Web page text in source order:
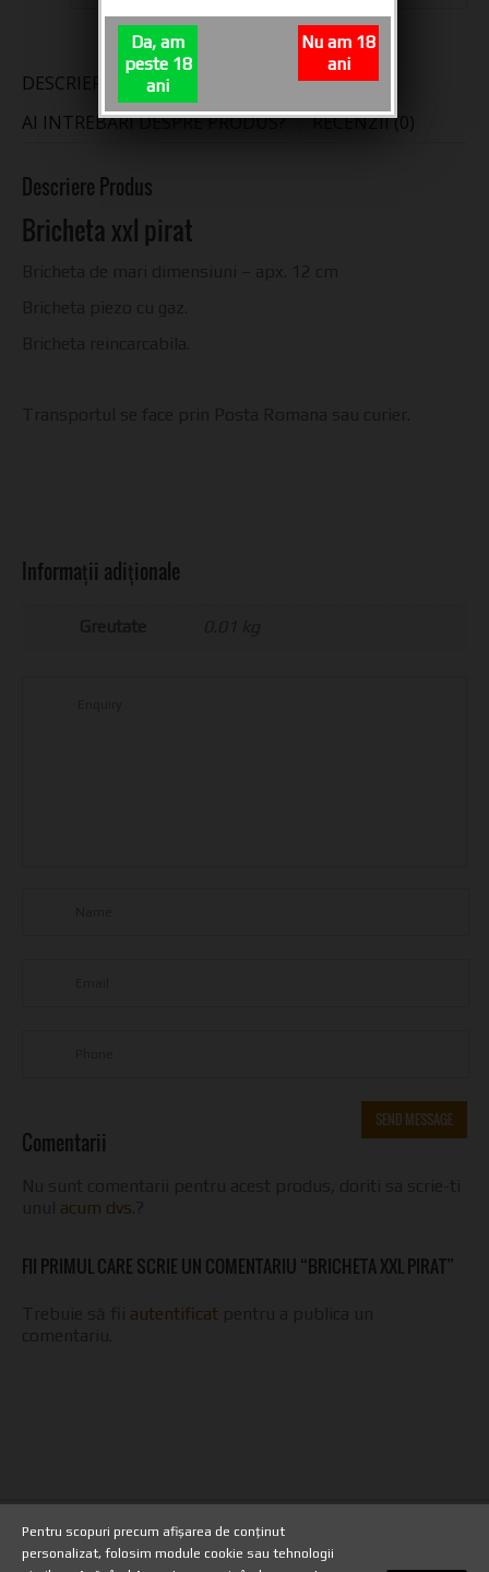
DESCRIERE
INFORMAȚII ADIȚIONALE
AI INTREBARI DESPRE PRODUS?
RECENZII (0)
Descriere Produs
Bricheta xxl pirat
Informații adiționale
Comentarii
acum dvs.
FII PRIMUL CARE SCRIE UN COMENTARIU “BRICHETA XXL PIRAT”
autentificat
Copyright 2013 - TuburiPentruTigari.ro
Da, am
peste 18
ani
Nu am 18
ani
Pentru scopuri precum afișarea de conținut
personalizat, folosim module cookie sau tehnologii